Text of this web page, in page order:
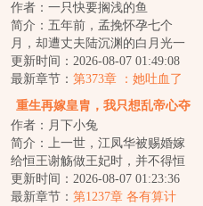
崽爽翻
作者：一只快要搁浅的鱼
简介：五年前，孟挽怀孕七个
月，却遭丈夫陆沉渊的白月光一
脚踢掉孩子，而最痛苦的是丈夫
的那句“歆妩也不...
更新时间：2026-08-07 01:49:08
最新章节： 第373章 ：她吐血了
重生再嫁皇胄，我只想乱帝心夺
凤位
作者：月下小兔
简介：上一世，江凤华被赐婚嫁
给恒王谢觞做王妃时，并不得恒
王喜欢。她以为只要自己谨守礼
节，事必躬亲，...
更新时间：2026-08-07 01:23:36
最新章节： 第1237章 各有算计